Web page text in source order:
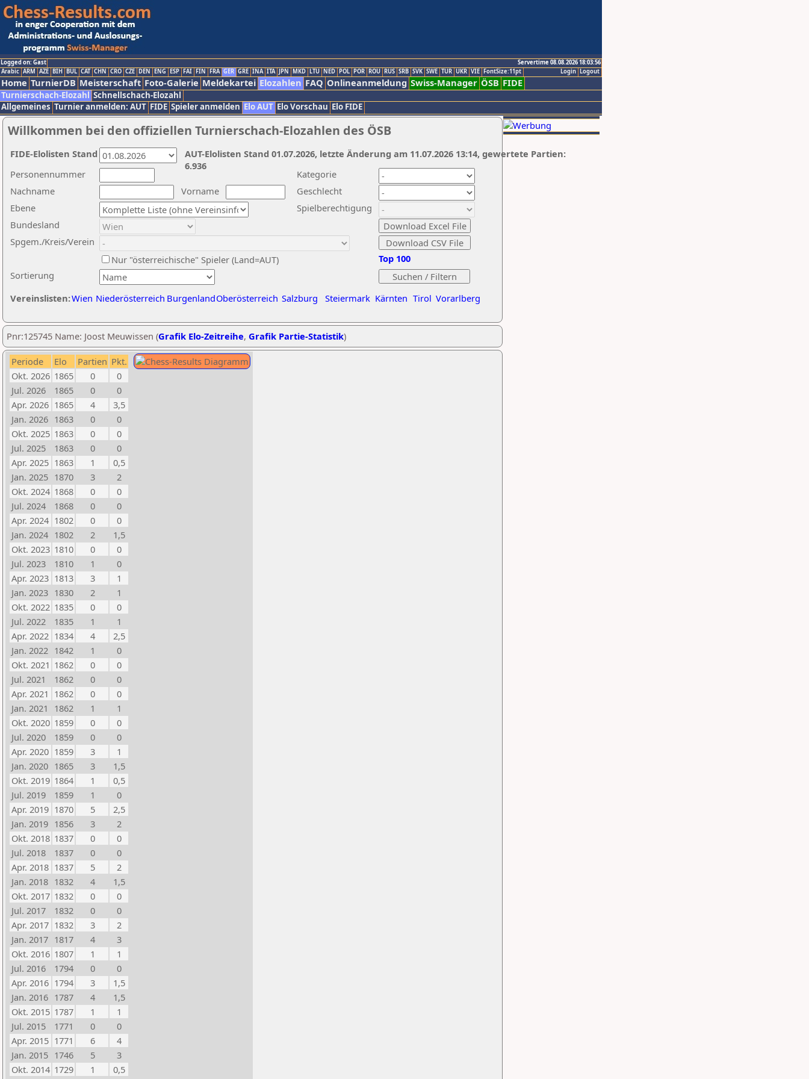
Logged on: Gast
Servertime 08.08.2026 18:03:56
Logout
Login
Arabic ARM AZE BIH BUL CAT CHN CRO CZE DEN ENG ESP FAI FIN FRA GER GRE INA ITA JPN MKD LTU NED POL POR ROU RUS SRB SVK SWE TUR UKR VIE FontSize:11pt
Home TurnierDB Meisterschaft Foto-Galerie Meldekartei Elozahlen FAQ Onlineanmeldung Swiss-Manager ÖSB FIDE
Turnierschach-Elozahl Schnellschach-Elozahl
Allgemeines Turnier anmelden: AUT FIDE Spieler anmelden Elo AUT Elo Vorschau Elo FIDE
Willkommen bei den offiziellen Turnierschach-Elozahlen des ÖSB
Nachname
Vorname
Ebene
Kategorie
Sortierung
Personennummer
Bundesland
Spgem./Kreis/Verein
Geschlecht
Nur "österreichische" Spieler (Land=AUT)
Spielberechtigung
Vereinslisten:Wien Niederösterreich BurgenlandOberösterreich Salzburg Steiermark Kärnten Tirol Vorarlberg
Top 100
AUT-Elolisten Stand 01.07.2026, letzte Änderung am 11.07.2026 13:14, gewertete Partien:
6.936
FIDE-Elolisten Stand
Pnr:125745 Name: Joost Meuwissen (Grafik Elo-Zeitreihe, Grafik Partie-Statistik)
Periode Elo Partien Pkt.
Okt. 2026 1865 0
0
Jul. 2026
1865 0
0
Apr. 2026 1865 4
3,5
Jan. 2026 1863 0
0
Okt. 2025 1863 0
0
Jul. 2025
1863 0
0
Apr. 2025 1863 1
0,5
Jan. 2025 1870 3
2
Okt. 2024 1868 0
0
Jul. 2024
1868 0
0
Apr. 2024 1802 0
0
Jan. 2024 1802 2
1,5
Okt. 2023 1810 0
0
Jul. 2023
1810 1
0
Apr. 2023 1813 3
1
Jan. 2023 1830 2
1
Okt. 2022 1835 0
0
Jul. 2022
1835 1
1
Apr. 2022 1834 4
2,5
Jan. 2022 1842 1
0
Okt. 2021 1862 0
0
Jul. 2021
1862 0
0
Apr. 2021 1862 0
0
Jan. 2021
1862 1
1
Okt. 2020 1859 0
0
Jul. 2020
1859 0
0
Apr. 2020 1859 3
1
Jan. 2020 1865 3
1,5
Okt. 2019 1864 1
0,5
Jul. 2019
1859 1
0
Apr. 2019 1870 5
2,5
Jan. 2019 1856 3
2
Okt. 2018 1837 0
0
Jul. 2018
1837 0
0
Apr. 2018 1837 5
2
Jan. 2018 1832 4
1,5
Okt. 2017 1832 0
0
Jul. 2017
1832 0
0
Apr. 2017 1832 3
2
Jan. 2017 1817 4
3
Okt. 2016 1807 1
1
Jul. 2016
1794 0
0
Apr. 2016 1794 3
1,5
Jan. 2016 1787 4
1,5
Okt. 2015 1787 1
1
Jul. 2015
1771 0
0
Apr. 2015 1771 6
4
Jan. 2015 1746 5
3
Okt. 2014 1729 1
0,5